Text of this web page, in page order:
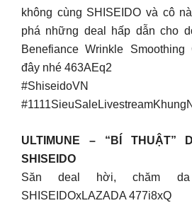
không cùng SHISEIDO và cô
phá những deal hấp dẫn cho
Benefiance Wrinkle
đây nhé 463AEq2
#ShiseidoVN
ULTIMUNE – “BÍ THUẬT”
SHISEIDO
Săn deal hời, chăm
SHISEIDOxLAZADA 477i8xQ